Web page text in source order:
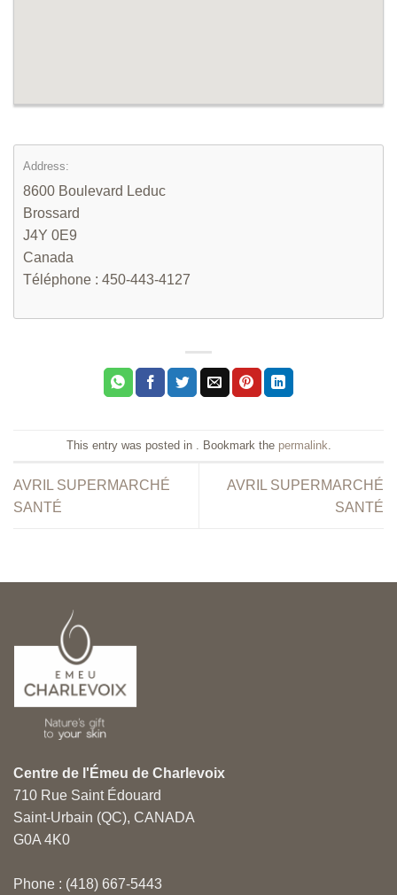
Address:
8600 Boulevard Leduc
Brossard
J4Y 0E9
Canada
Téléphone : 450-443-4127
This entry was posted in . Bookmark the permalink
AVRIL SUPERMARCHÉ
SANTÉ
AVRIL SUPERMARCHÉ
SANTÉ
Centre de l'Émeu de Charlevoix
710 Rue Saint Édouard
Saint-Urbain (QC), CANADA
G0A 4K0
Phone : (418) 667-5443